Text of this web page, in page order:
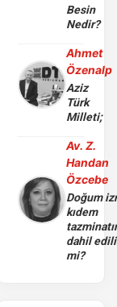
Besin
Nedir?
Ahmet
Özenalp
Aziz
Türk
Milleti;
Av. Z.
Handan
Özcebe
Doğum
kıdem
dahil
mi?